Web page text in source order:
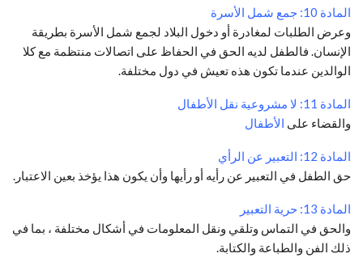
المادة 10: جمع شمل الأسرة
وعرض الطلبات لمغادرة أو دخول البلاد لجمع شمل الأسرة بطريقة
الإنسان. فالطفل لديه الحق في الحفاظ على اتصالات منتظمة مع كلا
الوالدين عندما تكون هذه تعيش في دول مختلفة.
المادة 11: لا مشروعية نقل الأطفال
والقضاء على الأطفال
المادة 12: التعبير عن الرأي
حق الطفل في التعبير عن رأيه أو رأيها وأن يكون هذا يؤخذ بعين الاعتبار.
المادة 13: حرية التعبير
والحق في التماس وتلقي ونقل المعلومات في أشكال مختلفة ، بما في
ذلك الفن والطباعة والكتابة.